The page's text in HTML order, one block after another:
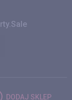
DODAJ SKLEP